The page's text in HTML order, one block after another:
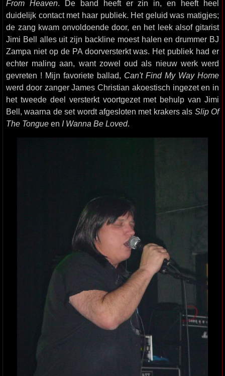
From Heaven. De band heeft er zin in, en heeft heel
duidelijk contact met haar publiek. Het geluid was matigjes;
de zang kwam onvoldoende door, en het leek alsof gitarist
Jimi Bell alles uit zijn backline moest halen en drummer BJ
Zampa niet op de PA doorversterkt was. Het publiek had er
echter maling aan, want zowel oud als nieuw werk werd
gevreten ! Mijn favoriete ballad, Can't Find My Way Home
werd door zanger James Christian akoestisch ingezet en in
het tweede deel versterkt voortgezet met behulp van Jimi
Bell, waarna de set wordt afgesloten met krakers als Slip Of
The Tongue en I Wanna Be Loved.